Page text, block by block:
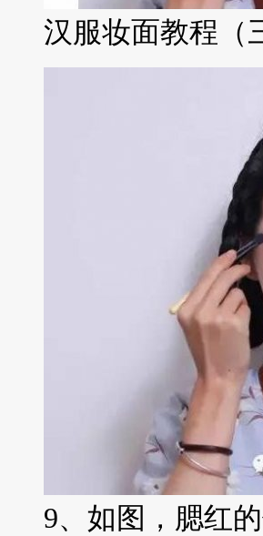
汉服妆面教程（
9、如图，腮红